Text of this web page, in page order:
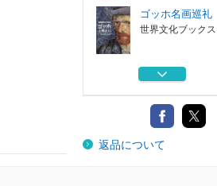
ゴッホ名画巡礼
世界文化ブックス
聖地伊勢へ
推理作家の家 名
作のうまれた書...
返品について